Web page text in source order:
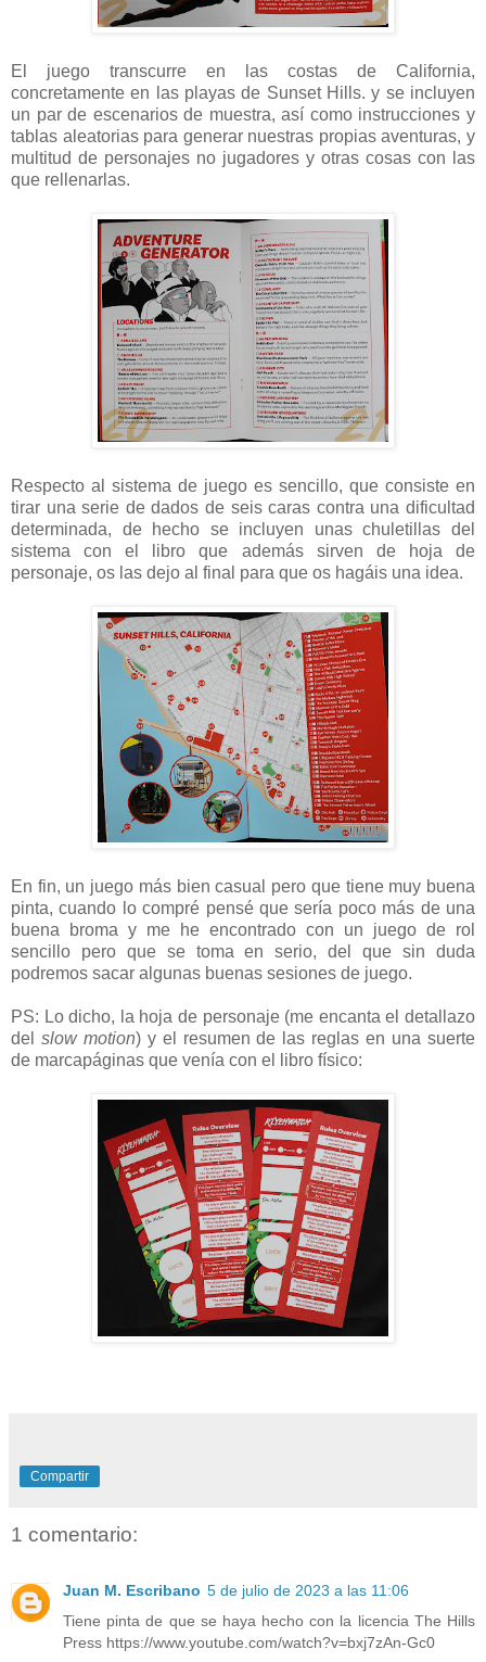
El juego transcurre en las costas de California,
concretamente en las playas de Sunset Hills. y se incluyen
un par de escenarios de muestra, así como instrucciones y
tablas aleatorias para generar nuestras propias aventuras, y
multitud de personajes no jugadores y otras cosas con las
que rellenarlas.
Respecto al sistema de juego es sencillo, que consiste en
tirar una serie de dados de seis caras contra una dificultad
determinada, de hecho se incluyen unas chuletillas del
sistema con el libro que además sirven de hoja de
personaje, os las dejo al final para que os hagáis una idea.
En fin, un juego más bien casual pero que tiene muy buena
pinta, cuando lo compré pensé que sería poco más de una
buena broma y me he encontrado con un juego de rol
sencillo pero que se toma en serio, del que sin duda
podremos sacar algunas buenas sesiones de juego.
PS: Lo dicho, la hoja de personaje (me encanta el detallazo
del slow motion) y el resumen de las reglas en una suerte
de marcapáginas que venía con el libro físico:
Compartir
1 comentario:
Juan M. Escribano 5 de julio de 2023 a las 11:06
Tiene pinta de que se haya hecho con la licencia The Hills
Press https://www.youtube.com/watch?v=bxj7zAn-Gc0